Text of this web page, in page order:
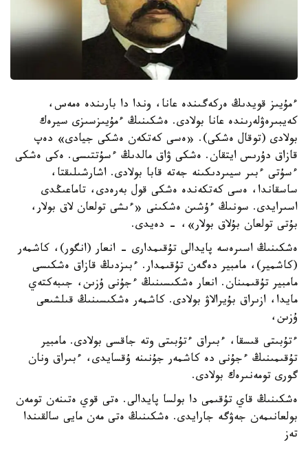
ءمۇيىز قويدىڭ ەركەگىندە عانا، وندا دا بارىندە ەمەس،
كەيبىرەۋلەرىندە عانا بولادى. ەشكىنىڭ ءمۇيىزسىزى سيرەك
بولادى (توقال ەشكى). «ەسى كەتكەن ەشكى جيادى» دەپ
قازاق دۇرىس ايتقان. ەشكى ۋاق مالدىڭ ءسۇتتىسى. ەكى ەشكى
ءسۇتى ءبىر سيىردىكىنە جەتە قابا بولادى. اشارشىلىقتا،
ساسقاندا، ەسى كەتكەندە ەشكى قول بەرەدى، تاماعىڭدى
اسىرايدى. سونىڭ ءۇشىن ەشكىنى «ءىشى تولعان لاق بولار،
بۇتى تولعان بۇلاق بولار»، - دەيدى.
ەشكىنىڭ اسىرەسە پايدالى تۇقىمدارى - انعار (انگور)، كاشمەر
(كاشمير)، مامبير دەگەن تۇقىمدار. ءبىزدىڭ قازاق ەشكىسى
مامبير تۇقىمىنان. انعار ەشكىسىنىڭ ءجۇنى ۇزىن، جىبەكتەي
مايدا، ازىراق بۇيرالاۋ بولادى. كاشمەر ەشكىسىنىڭ قىلشىعى
ۇزىن،
ءتۇبىتى قىسقا، ءبىراق ءتۇبىتى وتە جاقسى بولادى. مامبير
تۇقىمىنىڭ ءجۇنى دە كاشمەر جۇنىنە ۇقسايدى، ءبىراق ونان
گورى تومەنىرەك بولادى.
ەشكىنىڭ قاي تۇقىمى دا بولسا پايدالى. ەتى قوي ەتىنەن تومەن
بولعانىمەن جەۋگە جارايدى. ەشكىنىڭ ەتى مەن مايى سالقىندا
تەز